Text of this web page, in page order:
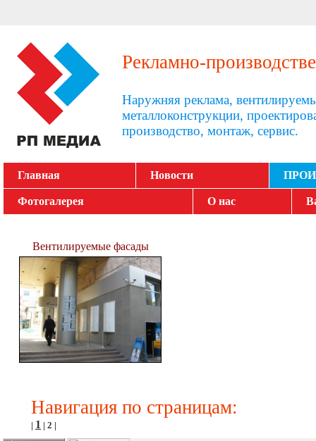
Рекламно-
Наружняя реклама,
металлоконструкции,
производство, монтаж, сервис.
Главная Новости
Фотогалерея О нас
Вентилируемые фасады
Навигация по страницам:
| 1 | 2 |